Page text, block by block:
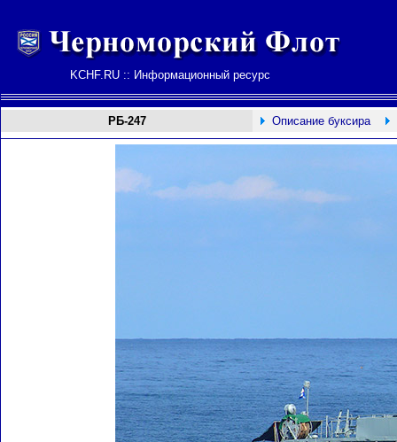
KCHF.RU :: Информационный ресурс
РБ-247 Описание буксира